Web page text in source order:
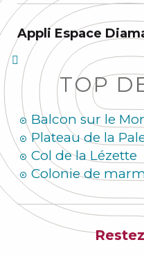
Appli Espace
TOP
Balcon sur le
Plateau de la
Col de la Lézette
Colonie de